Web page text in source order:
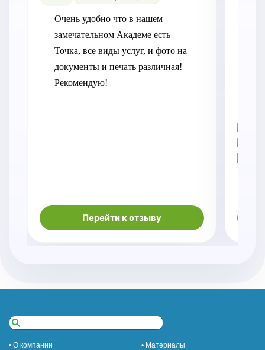
Очень удобно что в нашем
замечательном Академе есть
Точка, все виды услуг, и фото на
документы и печать различная!
Рекомендую!
Перейти к отзыву
• О компании
• Материалы